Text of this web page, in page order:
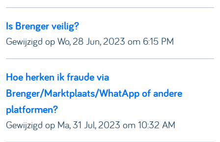
Is Brenger veilig?
Gewijzigd op Wo, 28 Jun, 2023 om 6:15 PM
Hoe herken ik fraude via
Brenger/Marktplaats/WhatApp of andere
platformen?
Gewijzigd op Ma, 31 Jul, 2023 om 10:32 AM